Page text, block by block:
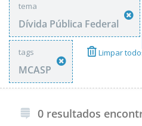
tema
Dívida Pública Federal
tags
MCASP
Limpar
0 resultados